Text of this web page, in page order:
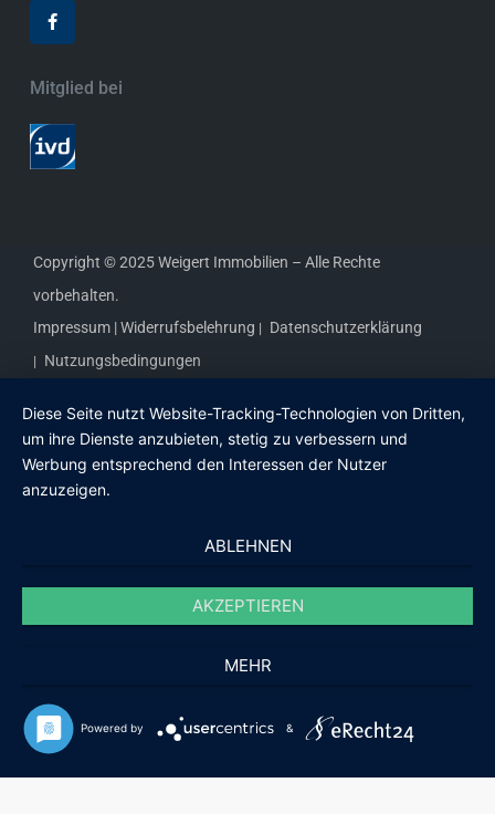
Mitglied bei
Copyright © 2025 Weigert Immobilien – Alle Rechte
vorbehalten.
Impressum |Widerrufsbelehrung
Datenschutzerklärung
Nutzungsbedingungen
Sebastian
Weigert
Diese Seite nutzt Website-Tracking-Technologien von Dritten,
um ihre Dienste anzubieten, stetig zu verbessern und
Werbung entsprechend den Interessen der Nutzer
anzuzeigen.
ABLEHNEN
AKZEPTIEREN
MEHR
Powered by &